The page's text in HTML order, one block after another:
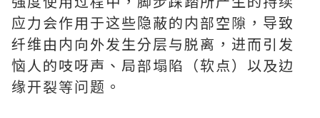
应力会作用于这些隐蔽的内部空隙，导致
纤维由内向外发生分层与脱离，进而引发
恼人的吱呀声、局部塌陷（软点）以及边
缘开裂等问题。